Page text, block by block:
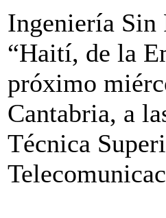
Ingeniería Sin
“Haití, de la
próximo
Cantabria, a
Técnica